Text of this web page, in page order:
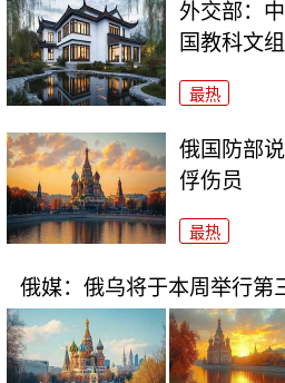
外交部：
国教科文
最热
俄国防部
俘伤员
最热
俄媒：俄乌将于本周举行第